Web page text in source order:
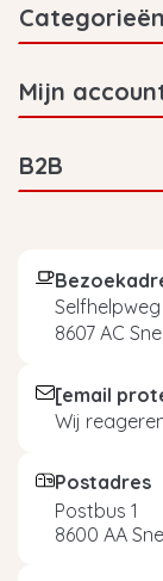
Categorieën
Mijn
B2B
Selfhelpweg
8607 AC
[email
Wij
Postadres
Postbus 1
8600 AA